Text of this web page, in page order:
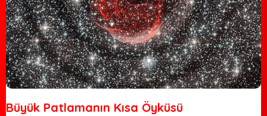
Büyük Patlamanın Kısa Öyküsü